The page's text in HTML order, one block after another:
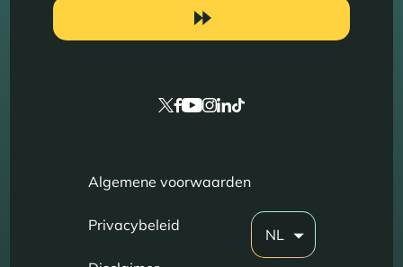
Algemene voorwaarden
Privacybeleid
NL